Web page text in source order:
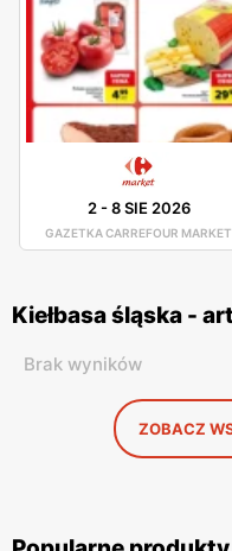
2-8 SIE 2026
GAZETKA CARREFOUR MARKET
Kiełbasa śląska -
Brak wyników
ZOBACZ